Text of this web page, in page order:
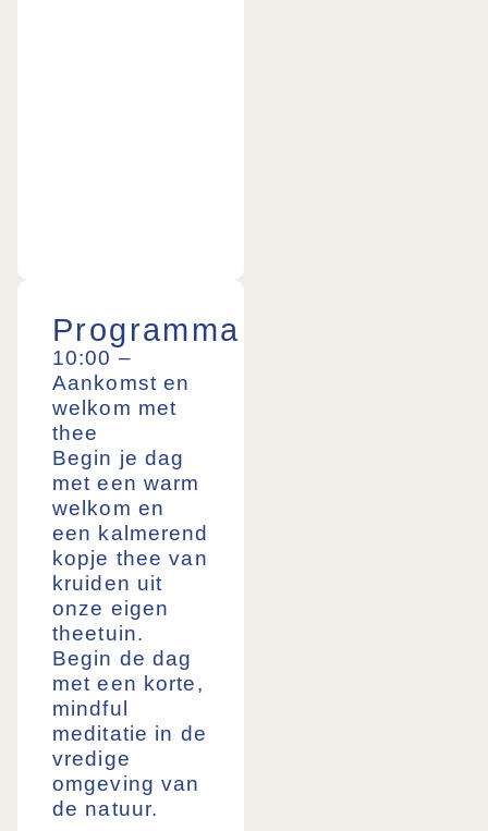
Programma
10:00 –
Aankomst en
welkom met
thee
Begin je dag
met een warm
welkom en
een kalmerend
kopje thee van
kruiden uit
onze eigen
theetuin.
Begin de dag
met een korte,
mindful
meditatie in de
vredige
omgeving van
de natuur.